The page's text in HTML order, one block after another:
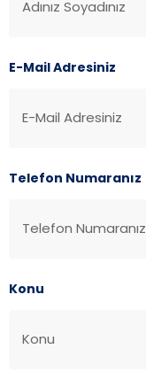
E-Mail Adresiniz
Telefon Numaranız
Konu